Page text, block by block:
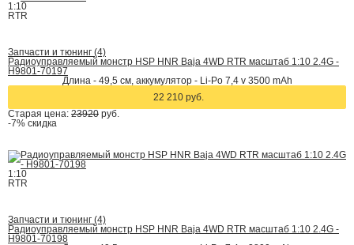
1:10
RTR
Запчасти и тюнинг (4)
Радиоуправляемый монстр HSP HNR Baja 4WD RTR масштаб 1:10 2.4G -
H9801-70197
Длина - 49,5 см, аккумулятор - Li-Po 7,4 v 3500 mAh
22 210 руб.
Старая цена: 23920 руб.
-7% скидка
1:10
RTR
Запчасти и тюнинг (4)
Радиоуправляемый монстр HSP HNR Baja 4WD RTR масштаб 1:10 2.4G -
H9801-70198